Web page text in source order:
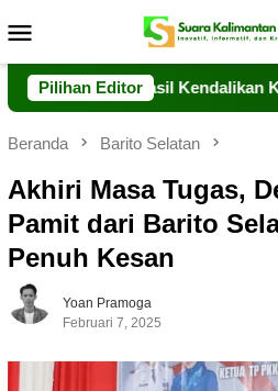
ke
Mobile
Pilihan Editor
Berhasil Kendalikan Karhutla di
Beranda Barito Selatan
Akhiri Masa Tugas,
Pamit dari Barito
Penuh Kesan
Yoan Pramoga
Februari 7, 2025